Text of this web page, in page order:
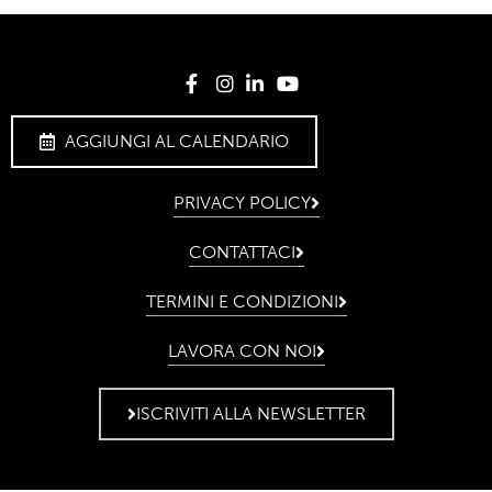
AGGIUNGI AL CALENDARIO
PRIVACY POLICY
CONTATTACI
TERMINI E CONDIZIONI
LAVORA CON NOI
ISCRIVITI ALLA NEWSLETTER